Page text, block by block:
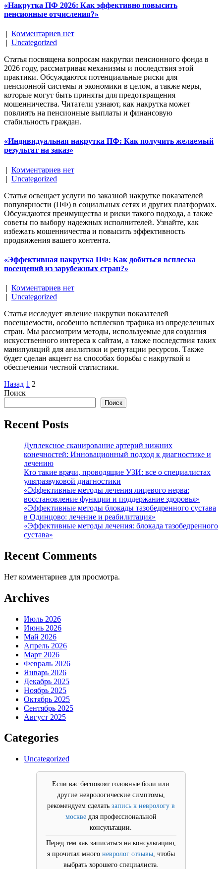
«Накрутка ПФ 2026: Как эффективно повысить
пенсионные отчисления?»
| Комментариев нет
| Uncategorized
Статья посвящена вопросам накрутки пенсионного фонда в
2026 году, рассматривая механизмы и последствия этой
практики. Обсуждаются потенциальные риски для
пенсионной системы и экономики в целом, а также меры,
которые могут быть приняты для предотвращения
мошенничества. Читатели узнают, как накрутка может
повлиять на пенсионные выплаты и финансовую
стабильность граждан.
«Индивидуальная накрутка ПФ: Как получить желаемый
результат на заказ»
| Комментариев нет
| Uncategorized
Статья освещает услуги по заказной накрутке показателей
популярности (ПФ) в социальных сетях и других платформах.
Обсуждаются преимущества и риски такого подхода, а также
советы по выбору надежных исполнителей. Узнайте, как
избежать мошенничества и повысить эффективность
продвижения вашего контента.
«Эффективная накрутка ПФ: Как добиться всплеска
посещений из зарубежных стран?»
| Комментариев нет
| Uncategorized
Статья исследует явление накрутки показателей
посещаемости, особенно всплесков трафика из определенных
стран. Мы рассмотрим методы, используемые для создания
искусственного интереса к сайтам, а также последствия таких
манипуляций для аналитики и репутации ресурсов. Также
будет сделан акцент на способах борьбы с накруткой и
обеспечении честной статистики.
Навигация
по
Назад 1 2
Поиск
Поиск
Recent Posts
Дуплексное сканирование артерий нижних
конечностей: Инновационный подход к диагностике и
лечению
Кто такие врачи, проводящие УЗИ: все о специалистах
ультразвуковой диагностики
«Эффективные методы лечения лицевого нерва:
восстановление функции и поддержание здоровья»
«Эффективные методы блокады тазобедренного сустава
в Одинцово: лечение и реабилитация»
«Эффективные методы лечения: блокада тазобедренного
сустава»
Recent Comments
Нет комментариев для просмотра.
Archives
Июль 2026
Июнь 2026
Май 2026
Апрель 2026
Март 2026
Февраль 2026
Январь 2026
Декабрь 2025
Ноябрь 2025
Октябрь 2025
Сентябрь 2025
Август 2025
Categories
Uncategorized
Если вас беспокоят головные боли или
другие неврологические симптомы,
рекомендуем сделать запись к неврологу в
москведля профессиональной
консультации.
Перед тем как записаться на консультацию,
я прочитал много невролог отзывы, чтобы
выбрать хорошего специалиста.